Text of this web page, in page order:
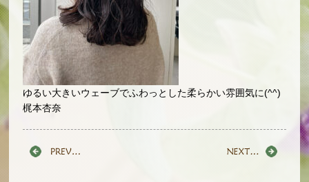
ゆるい大きいウェーブでふわっとした柔らかい雰囲気に(^^)
梶本杏奈